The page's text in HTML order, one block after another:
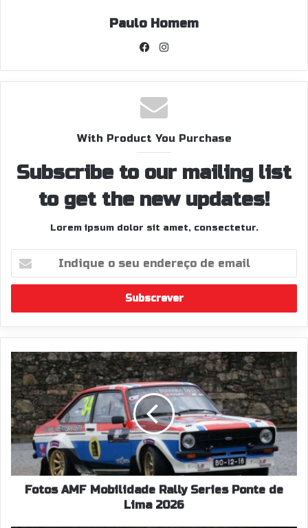
Paulo Homem
Facebook
With Product You Purchase
Subscribe to our mailing list
to get the new updates!
Lorem ipsum dolor sit amet, consectetur.
seu
de
email
Fotos
AMF
Mobilidade
Rally
Series
Ponte
de
Lima
2026
Fotos AMF Mobilidade Rally Series Ponte de
Lima 2026